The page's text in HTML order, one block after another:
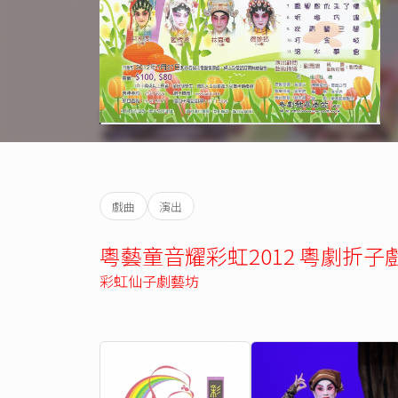
戲曲 演出
粵藝童音耀彩虹2012 粵劇折子
彩虹仙子劇藝坊